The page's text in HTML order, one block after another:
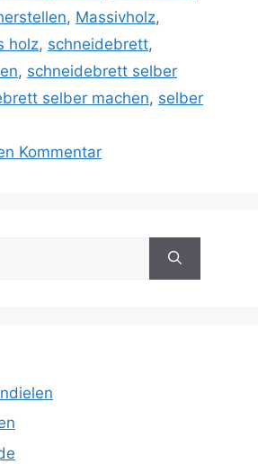
, Massivholz,
holz, schneidebrett,
, schneidebrett selber
selber machen, selber
Kommentar